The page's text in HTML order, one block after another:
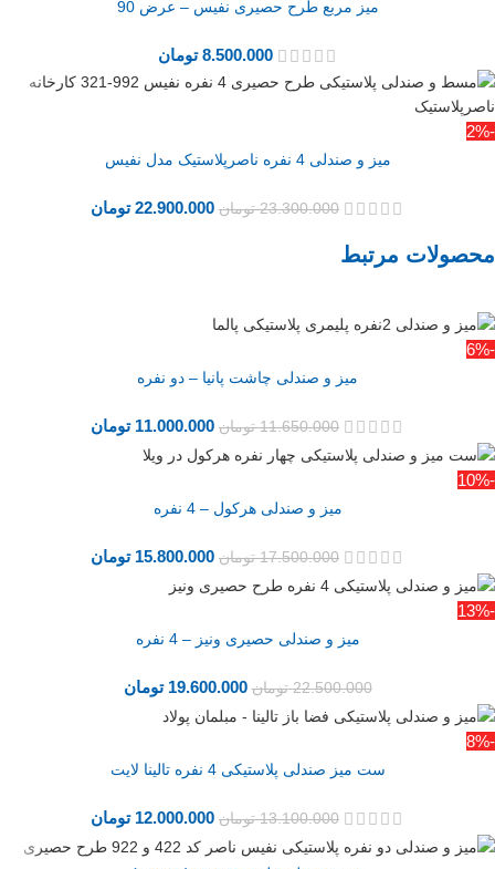
میز مربع طرح حصیری نفیس – عرض 90
8.500.000 تومان
-2%
میز و صندلی 4 نفره ناصرپلاستیک مدل نفیس
23.300.000 تومان 22.900.000 تومان
محصولات مرتبط
-6%
میز و صندلی چاشت پانیا – دو نفره
11.650.000 تومان 11.000.000 تومان
-10%
میز و صندلی هرکول – 4 نفره
17.500.000 تومان 15.800.000 تومان
-13%
میز و صندلی حصیری ونیز – 4 نفره
22.500.000 تومان 19.600.000 تومان
-8%
ست میز صندلی پلاستیکی 4 نفره تالینا لایت
13.100.000 تومان 12.000.000 تومان